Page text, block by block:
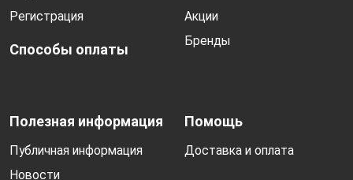
Регистрация
Способы оплаты
Акции
Бренды
Полезная информация
Публичная информация
Новости
Помощь
Доставка и оплата